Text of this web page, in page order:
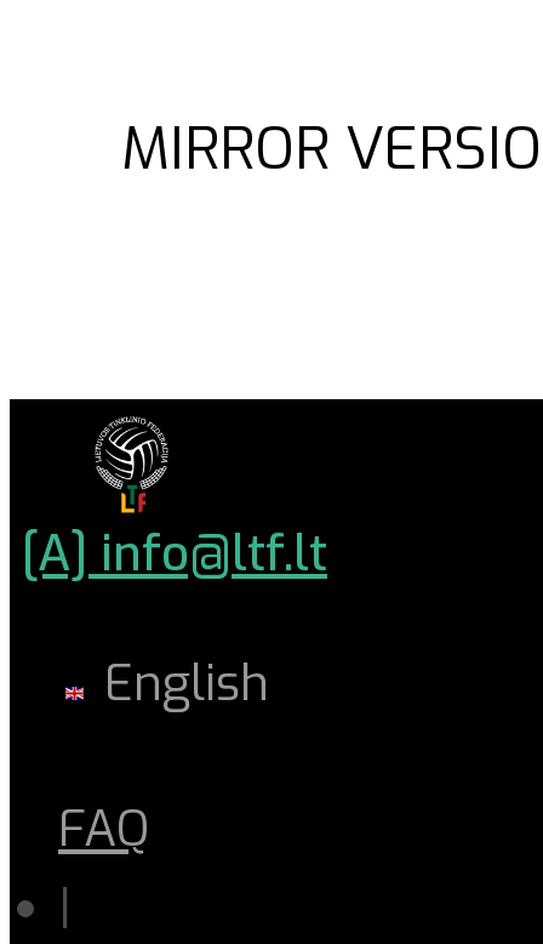
MIRROR
[A] info@ltf.lt
English
FAQ
|